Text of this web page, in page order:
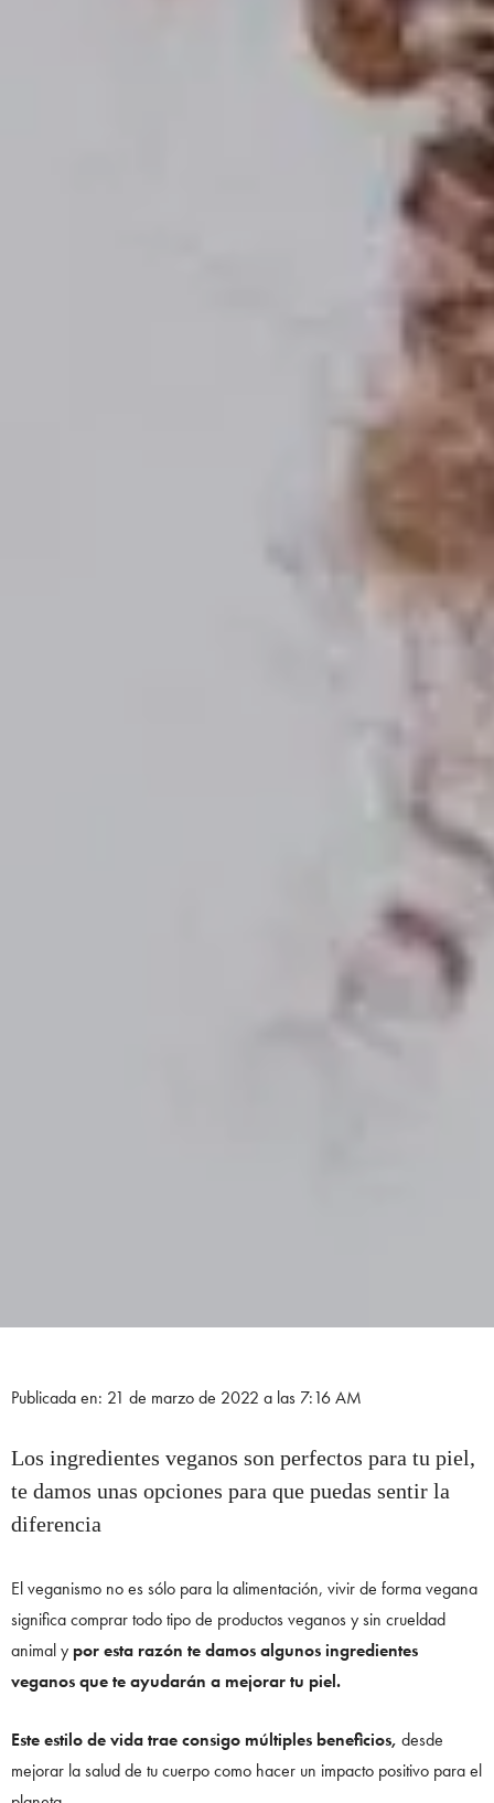
Publicada en: 21 de marzo de 2022 a las 7:16 AM
Los ingredientes veganos son perfectos para tu piel,
te damos unas opciones para que puedas sentir la
diferencia
El veganismo no es sólo para la alimentación, vivir de forma vegana
significa comprar todo tipo de productos veganos y sin crueldad
animal y por esta razón te damos algunos ingredientes
veganos que te ayudarán a mejorar tu piel.
Este estilo de vida trae consigo múltiples beneficios, desde
mejorar la salud de tu cuerpo como hacer un impacto positivo para el